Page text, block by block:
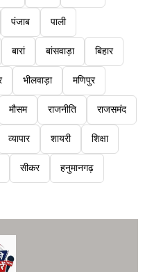
पंजाब पाली
बारां बांसवाड़ा बिहार
भीलवाड़ा मणिपुर
मौसम राजनीति राजसमंद
व्यापार शायरी शिक्षा
सीकर हनुमानगढ़